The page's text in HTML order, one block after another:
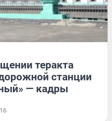
теракта
станции
— кадры
16